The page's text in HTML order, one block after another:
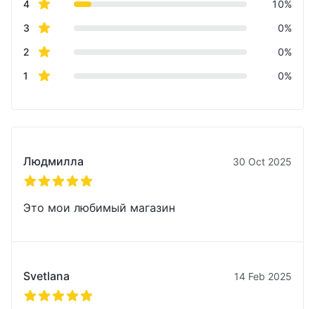
4star reviews
10%
3 star reviews
0%
2 star reviews
0%
1 star reviews 0%
Недавние отзывы
Людмилла 30 Oct 2025
Это мои любимый магазин
Svetlana 14 Feb 2025